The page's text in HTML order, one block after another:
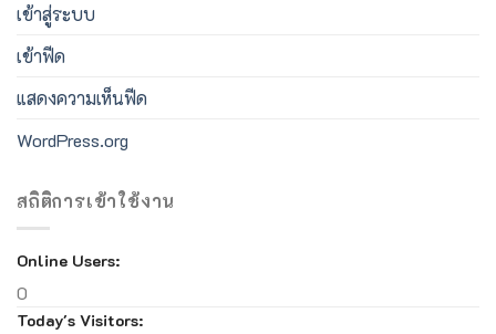
เข้าสู่ระบบ
เข้าฟีด
แสดงความเห็นฟีด
WordPress.org
สถิติการเข้าใช้งาน
Online Users:
0
Today's Visitors: